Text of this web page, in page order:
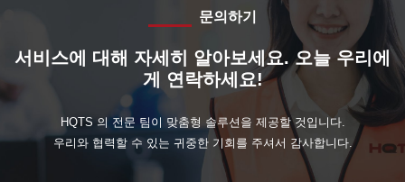
문의하기
서비스에 대해 자세히 알아보세요. 오늘 우리에
게 연락하세요!
HQTS 의 전문 팀이 맞춤형 솔루션을 제공할 것입니다.
우리와 협력할 수 있는 귀중한 기회를 주셔서 감사합니다.